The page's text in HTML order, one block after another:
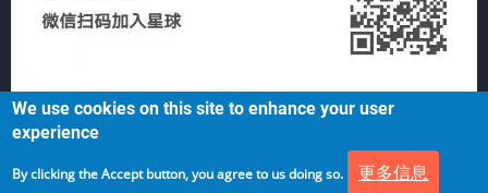
We use cookies on this site to enhance your user
experience
By clicking the Accept button, you agree to us doing so. 更多信息